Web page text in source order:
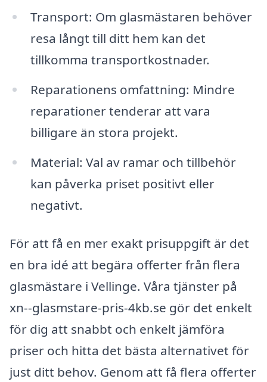
Transport: Om glasmästaren behöver
resa långt till ditt hem kan det
tillkomma transportkostnader.
Reparationens omfattning: Mindre
reparationer tenderar att vara
billigare än stora projekt.
Material: Val av ramar och tillbehör
kan påverka priset positivt eller
negativt.
För att få en mer exakt prisuppgift är det
en bra idé att begära offerter från flera
glasmästare i Vellinge. Våra tjänster på
xn--glasmstare-pris-4kb.se gör det enkelt
för dig att snabbt och enkelt jämföra
priser och hitta det bästa alternativet för
just ditt behov. Genom att få flera offerter